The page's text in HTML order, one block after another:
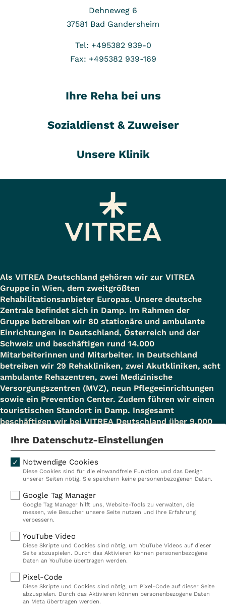
Dehneweg 6
37581 Bad Gandersheim
Tel: +495382 939-0
Fax: +495382 939-169
Ihre Reha bei uns
Sozialdienst & Zuweiser
Unsere Klinik
Als VITREA Deutschland gehören wir zur VITREA
Gruppe in Wien, dem zweitgrößten
Rehabilitationsanbieter Europas. Unsere deutsche
Zentrale befindet sich in Damp. Im Rahmen der
Gruppe betreiben wir 80 stationäre und ambulante
Einrichtungen in Deutschland, Österreich und der
Schweiz und beschäftigen rund 14.000
Mitarbeiterinnen und Mitarbeiter. In Deutschland
betreiben wir 29 Rehakliniken, zwei Akutkliniken, acht
ambulante Rehazentren, zwei Medizinische
Versorgungszentren (MVZ), neun Pflegeeinrichtungen
sowie ein Prevention Center. Zudem führen wir einen
touristischen Standort in Damp. Insgesamt
beschäftigen wir bei VITREA Deutschland über 9.000
Kliniken
Ambulant
Reha
Prävention
Karriere
VITREA Deutschland
IMPRESSUM
HINWEISGEBERSYSTEM
AUFSICHTSBEHÖRDEN
Ihre Datenschutz-Einstellungen
Notwendige Cookies
Diese Cookies sind für die einwandfreie Funktion und das Design
unserer Seiten nötig. Sie speichern keine personenbezogenen Daten.
Google Tag Manager
Google Tag Manager hilft uns, Website-Tools zu verwalten, die
messen, wie Besucher unsere Seite nutzen und Ihre Erfahrung
verbessern.
YouTube Video
Diese Skripte und Cookies sind nötig, um YouTube Videos auf dieser
Seite abzuspielen. Durch das Aktivieren können personenbezogene
Daten an YouTube übertragen werden.
Pixel-Code
Diese Skripte und Cookies sind nötig, um Pixel-Code auf dieser Seite
abzuspielen. Durch das Aktivieren können personenbezogene Daten
an Meta übertragen werden.